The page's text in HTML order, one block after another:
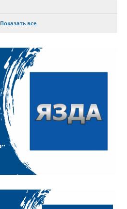
Показать все